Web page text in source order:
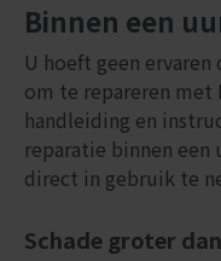
Binnen een
U hoeft geen
om te repareren
handleiding en
reparatie binnen een
direct in gebruik te
Schade groter